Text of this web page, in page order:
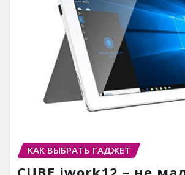
КАК ВЫБРАТЬ ГАДЖЕТ